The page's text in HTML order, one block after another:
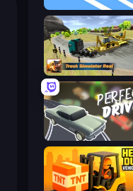
Drive Taxi
Truck Simulator Real
Perfect Drive